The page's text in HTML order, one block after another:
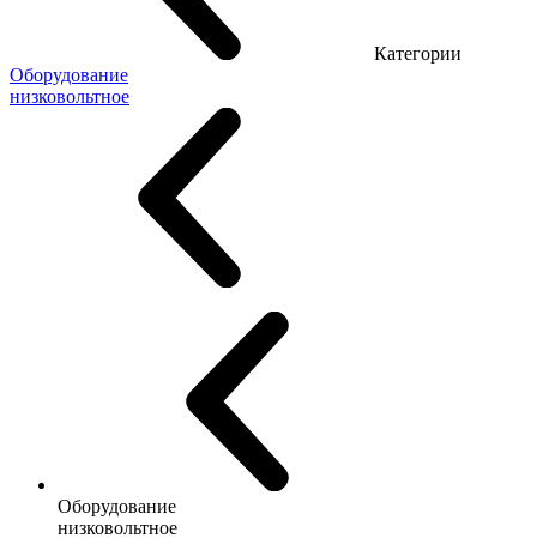
Категории
Оборудование
низковольтное
Оборудование
низковольтное